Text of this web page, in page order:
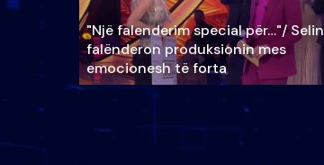
"Një falenderim special për…"/ Selin
falënderon produksionin mes
emocionesh të forta